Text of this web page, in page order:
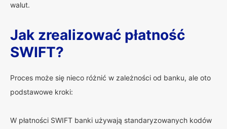
walut.
Jak zrealizować płatność
SWIFT?
Proces może się nieco różnić w zależności od banku, ale oto
podstawowe kroki:
W płatności SWIFT banki używają standaryzowanych kodów